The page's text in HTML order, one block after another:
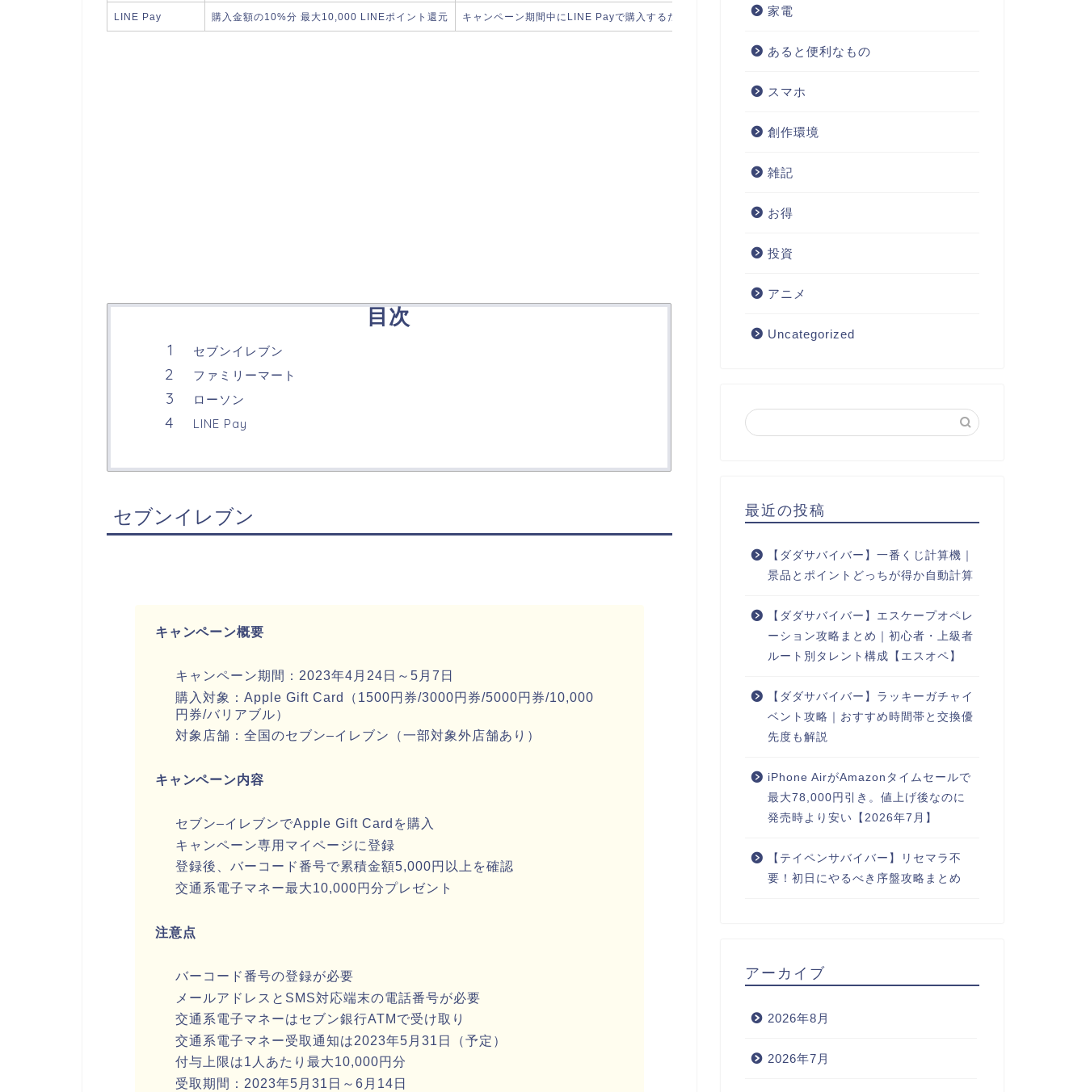
LINE Pay 購入金額の10%分 最大10,000 LINEポイント還元 キャンペーン期間中にLINE Payで購入するだけ 複数アカウントでの参加不可、ギフトカードのキャンセル・返品不可
目次
セブンイレブン
ファミリーマート
ローソン
LINE Pay
セブンイレブン
キャンペーン概要
キャンペーン期間： 2023年4 月 24 日～ 5 月 7 日
購入対象： Apple Gift Card （ 1500円券/3000円券/5000円券/10,000
円券/バリアブル）
対象店舗：全国のセブン–イレブン（一部対象外店舗あり）
キャンペーン内容
セブン–イレブンでApple Gift Card を購入
キャンペーン専用マイページに登録
登録後、バーコード番号で累積金額5,000円以上を確認
交通系電子マネー最大10,000円分プレゼント
注意点
バーコード番号の登録が必要
メールアドレスと SMS対応端末の電話番号が必要
交通系電子マネーはセブン銀行ATM で受け取り
交通系電子マネー受取通知は2023年5 月 31 日（予定）
付与上限は1人あたり最大10,000円分
受取期間： 2023年5 月 31 日～ 6 月 14 日
家電
あると便利なもの
スマホ
創作環境
雑記
お得
投資
アニメ
Uncategorized
最近の投稿
【ダダサバイバー】一番くじ計算機｜
景品とポイントどっちが得か自動計算
【ダダサバイバー】エスケープオペレ
ーション攻略まとめ｜初心者・上級者
ルート別タレント構成【エスオペ】
【ダダサバイバー】ラッキーガチャイ
ベント攻略｜おすすめ時間帯と交換優
先度も解説
iPhone AirがAmazonタイムセールで
最大78,000円引き。値上げ後なのに
発売時より安い【2026年7月】
【テイペンサバイバー】リセマラ不
要！初日にやるべき序盤攻略まとめ
アーカイブ
2026年8月
2026年7月